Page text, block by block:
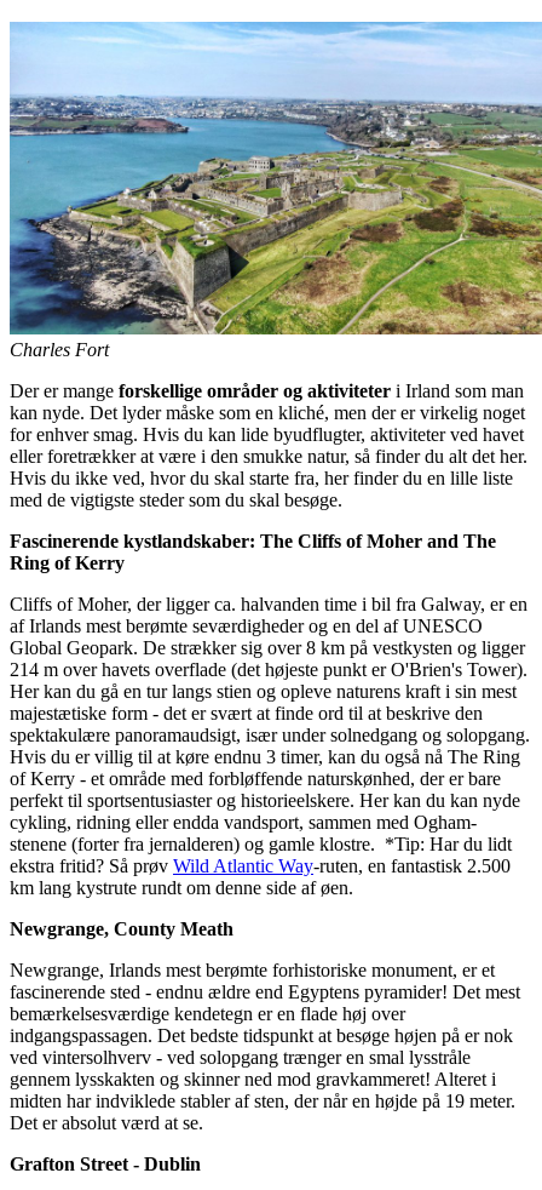
Charles Fort
Der er mange forskellige områder og aktiviteter i Irland som man
kan nyde. Det lyder måske som en kliché, men der er virkelig noget
for enhver smag. Hvis du kan lide byudflugter, aktiviteter ved havet
eller foretrækker at være i den smukke natur, så finder du alt det her.
Hvis du ikke ved, hvor du skal starte fra, her finder du en lille liste
med de vigtigste steder som du skal besøge.
Fascinerende kystlandskaber: The Cliffs of Moher and The
Ring of Kerry
Cliffs of Moher, der ligger ca. halvanden time i bil fra Galway, er en
af Irlands mest berømte seværdigheder og en del af UNESCO
Global Geopark. De strækker sig over 8 km på vestkysten og ligger
214 m over havets overflade (det højeste punkt er O'Brien's Tower).
Her kan du gå en tur langs stien og opleve naturens kraft i sin mest
majestætiske form - det er svært at finde ord til at beskrive den
spektakulære panoramaudsigt, især under solnedgang og solopgang.
Hvis du er villig til at køre endnu 3 timer, kan du også nå The Ring
of Kerry - et område med forbløffende naturskønhed, der er bare
perfekt til sportsentusiaster og historieelskere. Her kan du kan nyde
cykling, ridning eller endda vandsport, sammen med Ogham-
stenene (forter fra jernalderen) og gamle klostre. *Tip: Har du lidt
ekstra fritid? Så prøv Wild Atlantic Way-ruten, en fantastisk 2.500
km lang kystrute rundt om denne side af øen.
Newgrange, County Meath
Newgrange, Irlands mest berømte forhistoriske monument, er et
fascinerende sted - endnu ældre end Egyptens pyramider! Det mest
bemærkelsesværdige kendetegn er en flade høj over
indgangspassagen. Det bedste tidspunkt at besøge højen på er nok
ved vintersolhverv - ved solopgang trænger en smal lysstråle
gennem lysskakten og skinner ned mod gravkammeret! Alteret i
midten har indviklede stabler af sten, der når en højde på 19 meter.
Det er absolut værd at se.
Grafton Street - Dublin